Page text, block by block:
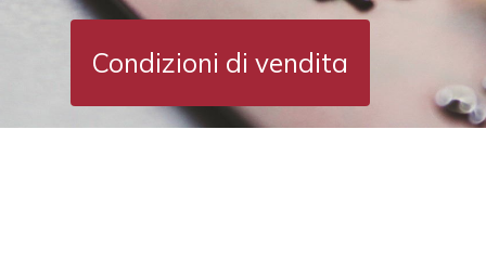
Condizioni di vendita